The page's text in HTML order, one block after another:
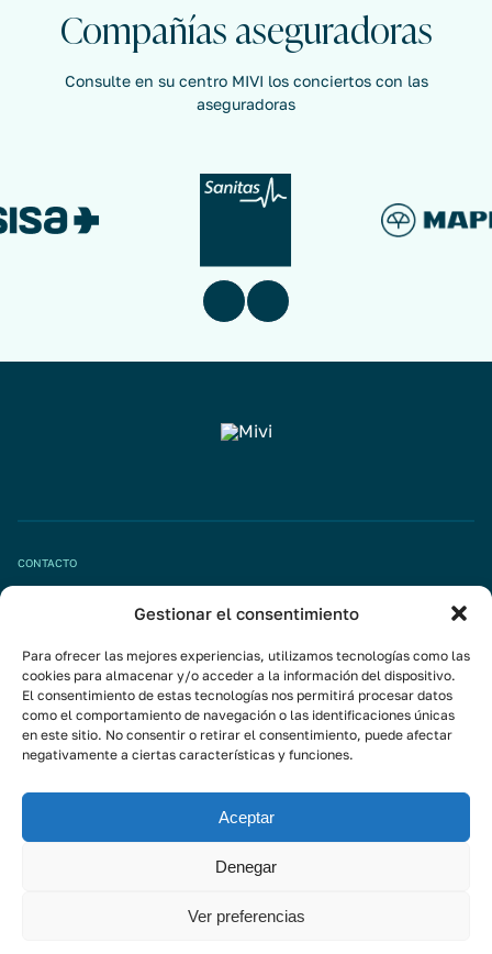
Gestionar el consentimiento
Para ofrecer las mejores experiencias, utilizamos tecnologías como las
cookies para almacenar y/o acceder a la información del dispositivo.
El consentimiento de estas tecnologías nos permitirá procesar datos
como el comportamiento de navegación o las identificaciones únicas
en este sitio. No consentir o retirar el consentimiento, puede afectar
negativamente a ciertas características y funciones.
Aceptar
Denegar
Ver preferencias
Compañías aseguradoras
Consulte en su centro MIVI los conciertos con las
aseguradoras
CONTACTO
Pide tu cita
info@mivisalud.com
Instagram